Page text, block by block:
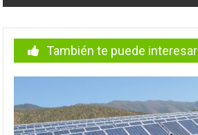
También te puede interesar